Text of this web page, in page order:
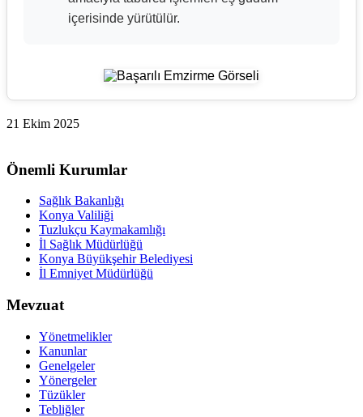
içerisinde yürütülür.
21 Ekim 2025
Önemli Kurumlar
Sağlık Bakanlığı
Konya Valiliği
Tuzlukçu Kaymakamlığı
İl Sağlık Müdürlüğü
Konya Büyükşehir Belediyesi
İl Emniyet Müdürlüğü
Mevzuat
Yönetmelikler
Kanunlar
Genelgeler
Yönergeler
Tüzükler
Tebliğler